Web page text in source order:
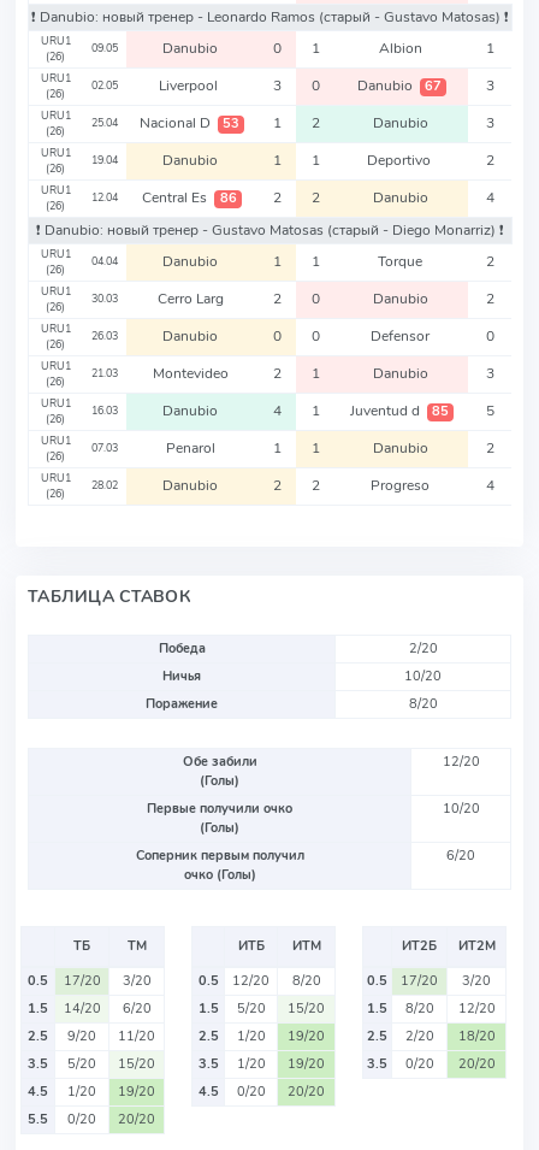
❗️ Danubio: новый тренер - Leonardo Ramos (старый - Gustavo Matosas) ❗️
URU1
(26)
09.05 Danubio 0 1 Albion 1
URU1
(26)
02.05 Liverpool 3 0 Danubio 67 3
URU1
(26)
25.04 Nacional D 53 1 2 Danubio 3
URU1
(26)
19.04 Danubio 1 1 Deportivo 2
URU1
(26)
12.04 Central Es 86 2 2 Danubio
4
❗️ Danubio: новый тренер - Gustavo Matosas (старый - Diego Monarriz) ❗️
URU1
(26)
04.04 Danubio 1 1 Torque 2
URU1
(26)
30.03 Cerro Larg 2 0 Danubio 2
URU1
(26)
26.03 Danubio 0 0 Defensor 0
URU1
(26)
21.03 Montevideo 2 1 Danubio 3
URU1
(26)
16.03 Danubio 4 1 Juventud d 85 5
URU1
(26)
07.03 Penarol 1 1 Danubio 2
URU1
(26)
28.02 Danubio 2 2 Progreso 4
ТАБЛИЦА СТАВОК
Победа
2/20
Ничья
10/20
Поражение
8/20
Обе забили
(Голы)
12/20
Первые получили очко
(Голы)
10/20
Соперник первым получил
очко (Голы)
6/20
ТБ
ТМ
0.5
17/20
3/20
1.5
14/20
6/20
2.5
9/20
11/20
3.5
5/20
15/20
4.5
1/20
19/20
5.5
0/20 20/20
ИТБ
ИТМ
0.5
12/20
8/20
1.5
5/20
15/20
2.5
1/20
19/20
3.5
1/20
19/20
4.5
0/20 20/20
ИТ2Б
ИТ2М
0.5
17/20
3/20
1.5
8/20
12/20
2.5
2/20
18/20
3.5
0/20 20/20